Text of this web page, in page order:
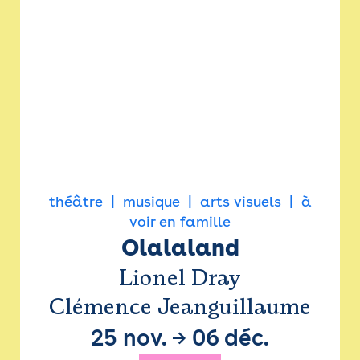
théâtre musique arts visuels
à
voir en famille
Olalaland
Lionel Dray
Clémence Jeanguillaume
25 nov. → 06 déc.